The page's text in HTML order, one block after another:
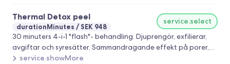
Thermal Detox peel
durationMinutes SEK 948
service.select
30 minuters 4-i-1 "flash"- behandling. Djuprengör, exfilierar,
avgiftar och syresätter. Sammandragande effekt på porer,
minskar fina linjer och rynkor, ökar hudens lyster och fuktnivån.
service.showMore